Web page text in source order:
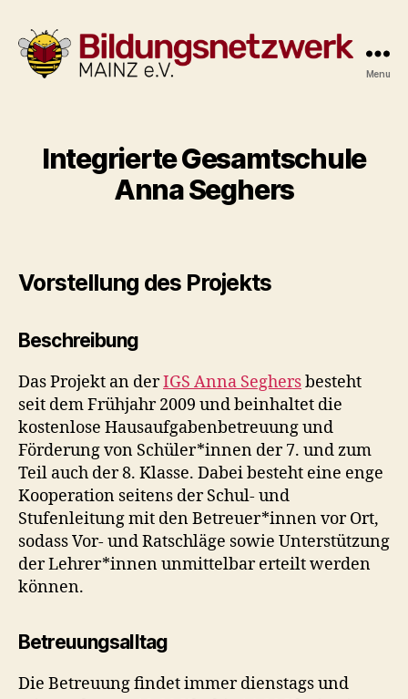
Menu
Integrierte Gesamtschule
Anna Seghers
Vorstellung des Projekts
Beschreibung
Das Projekt an derIGS Anna Seghersbesteht
seit dem Frühjahr 2009 und beinhaltet die
kostenlose Hausaufgabenbetreuung und
Förderung von Schüler*innen der 7. und zum
Teil auch der 8. Klasse. Dabei besteht eine enge
Kooperation seitens der Schul- und
Stufenleitung mit den Betreuer*innen vor Ort,
sodass Vor- und Ratschläge sowie Unterstützung
der Lehrer*innen unmittelbar erteilt werden
können.
Betreuungsalltag
Die Betreuung findet immer dienstags und